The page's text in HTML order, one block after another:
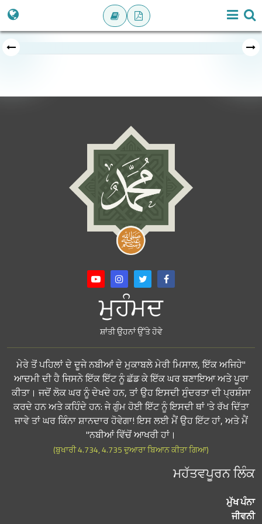
ਮੁਹੰਮਦ
ਸ਼ਾਂਤੀ ਉਹਨਾਂ ਉੱਤੇ ਹੋਵੇ
"ਮੇਰੇ ਤੋਂ ਪਹਿਲਾਂ ਦੇ ਦੂਜੇ ਨਬੀਆਂ ਦੇ ਮੁਕਾਬਲੇ ਮੇਰੀ ਮਿਸਾਲ, ਇੱਕ ਅਜਿਹੇ
ਆਦਮੀ ਦੀ ਹੈ ਜਿਸਨੇ ਇੱਕ ਇੱਟ ਨੂੰ ਛੱਡ ਕੇ ਇੱਕ ਘਰ ਬਣਾਇਆ ਅਤੇ ਪੂਰਾ
ਕੀਤਾ। ਜਦੋਂ ਲੋਕ ਘਰ ਨੂੰ ਦੇਖਦੇ ਹਨ, ਤਾਂ ਉਹ ਇਸਦੀ ਸੁੰਦਰਤਾ ਦੀ ਪ੍ਰਸ਼ੰਸਾ
ਕਰਦੇ ਹਨ ਅਤੇ ਕਹਿੰਦੇ ਹਨ: ਜੇ ਗੁੰਮ ਹੋਈ ਇੱਟ ਨੂੰ ਇਸਦੀ ਥਾਂ 'ਤੇ ਰੱਖ ਦਿੱਤਾ
ਜਾਵੇ ਤਾਂ ਘਰ ਕਿੰਨਾ ਸ਼ਾਨਦਾਰ ਹੋਵੇਗਾ! ਇਸ ਲਈ ਮੈਂ ਉਹ ਇੱਟ ਹਾਂ, ਅਤੇ ਮੈਂ
ਨਬੀਆਂ ਵਿੱਚੋਂ ਆਖਰੀ ਹਾਂ।"
(ਬੁਖਾਰੀ 4.734, 4.735 ਦੁਆਰਾ ਬਿਆਨ ਕੀਤਾ ਗਿਆ)
ਮਹੱਤਵਪੂਰਨ ਲਿੰਕ
ਮੁੱਖ ਪੰਨਾ
ਜੀਵਨੀ